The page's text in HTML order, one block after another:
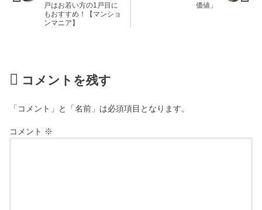
戸はお若い方の1戸目に
もおすすめ！【マンショ
ンマニア】
価値」
コメントを残す
「コメント」と「名前」は必須項目となります。
コメント ※